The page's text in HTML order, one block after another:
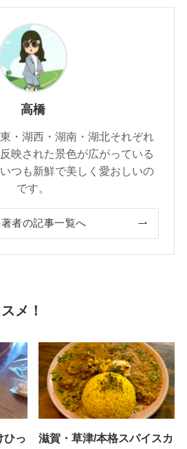
高橋
・湖西・湖南・湖北それぞれ
映された景色が広がっている
つも新鮮で美しく愛おしいの
です。
著者の記事一覧へ
メ！
ひっ
滋賀・草津/本格スパイスカ